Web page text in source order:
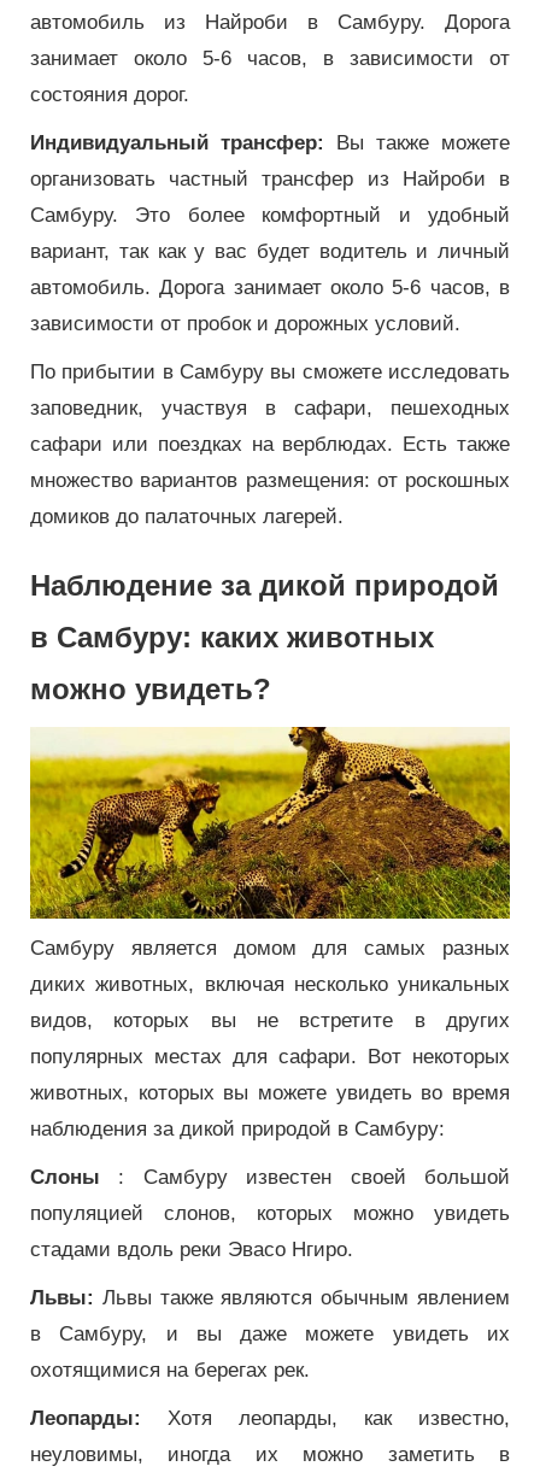
автомобиль из Найроби в Самбуру. Дорога
занимает около 5-6 часов, в зависимости от
состояния дорог.
Индивидуальный трансфер: Вы также можете
организовать частный трансфер из Найроби в
Самбуру. Это более комфортный и удобный
вариант, так как у вас будет водитель и личный
автомобиль. Дорога занимает около 5-6 часов, в
зависимости от пробок и дорожных условий.
По прибытии в Самбуру вы сможете исследовать
заповедник, участвуя в сафари, пешеходных
сафари или поездках на верблюдах. Есть также
множество вариантов размещения: от роскошных
домиков до палаточных лагерей.
Наблюдение за дикой природой
в Самбуру: каких животных
можно увидеть?
Самбуру является домом для самых разных
диких животных, включая несколько уникальных
видов, которых вы не встретите в других
популярных местах для сафари. Вот некоторых
животных, которых вы можете увидеть во время
наблюдения за дикой природой в Самбуру:
Слоны : Самбуру известен своей большой
популяцией слонов, которых можно увидеть
стадами вдоль реки Эвасо Нгиро.
Львы: Львы также являются обычным явлением
в Самбуру, и вы даже можете увидеть их
охотящимися на берегах рек.
Леопарды: Хотя леопарды, как известно,
неуловимы, иногда их можно заметить в